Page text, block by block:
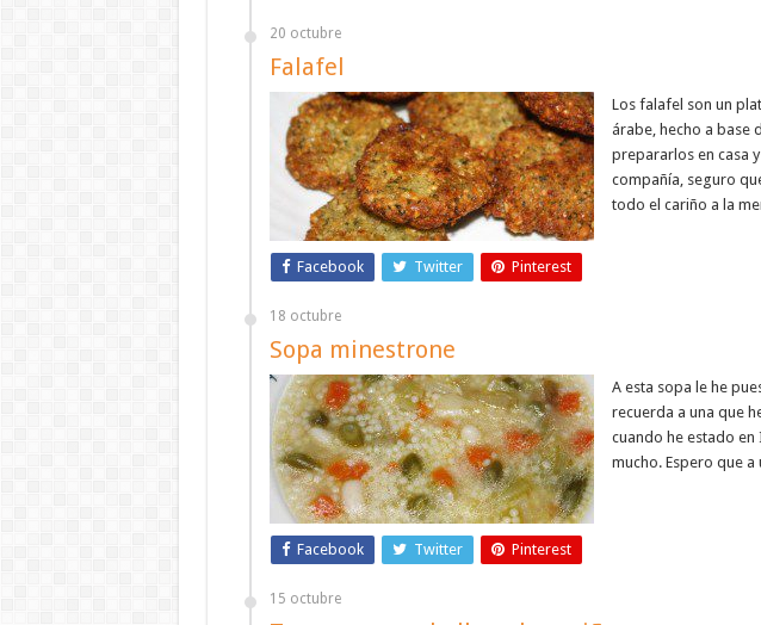
20 octubre
Falafel
Los falafel son un
árabe, hecho a base
prepararlos en casa
compañía, seguro
todo el cariño a la
Facebook Twitter Pinterest
18 octubre
Sopa minestrone
A esta sopa le he
recuerda a una que
cuando he estado en
mucho. Espero que a
Facebook Twitter Pinterest
15 octubre